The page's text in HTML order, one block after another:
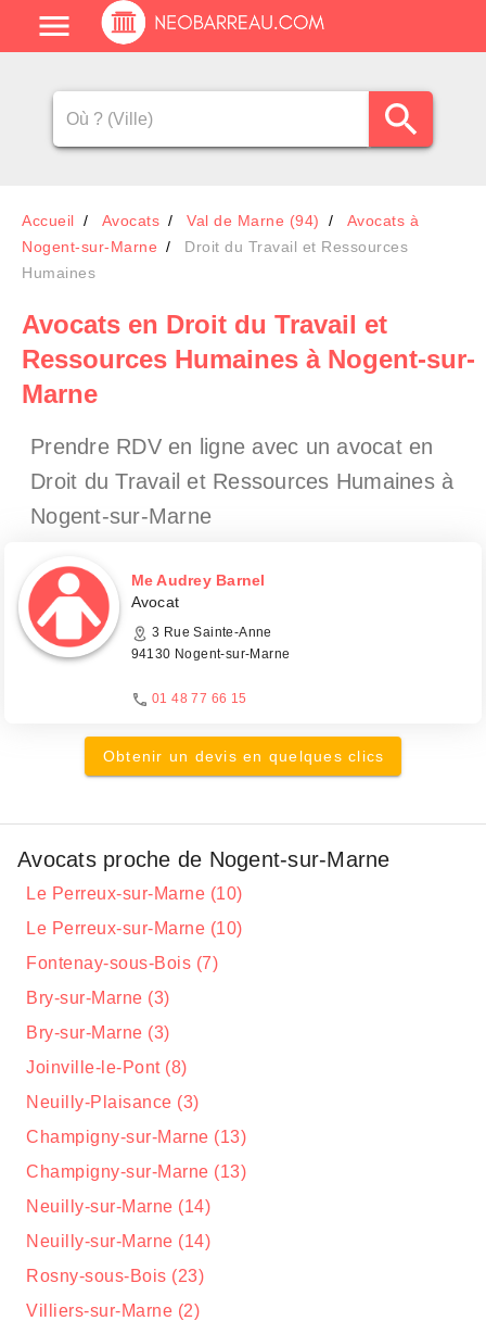
Accueil Avocats Val de Marne (94)
Avocats à
Nogent-sur-Marne
Droit du Travail et Ressources
Humaines
Avocats en Droit du Travail et
Ressources Humaines à Nogent-sur-
Marne
Prendre RDV en ligne avec un avocat en
Droit du Travail et Ressources Humaines à
Nogent-sur-Marne
Me Audrey Barnel
Avocat
3 Rue Sainte-Anne
94130 Nogent-sur-Marne
01 48 77 66 15
Obtenir un devis en quelques clics
Avocats proche de Nogent-sur-Marne
Le Perreux-sur-Marne (10)
Le Perreux-sur-Marne (10)
Fontenay-sous-Bois (7)
Bry-sur-Marne (3)
Bry-sur-Marne (3)
Joinville-le-Pont (8)
Neuilly-Plaisance (3)
Champigny-sur-Marne (13)
Champigny-sur-Marne (13)
Neuilly-sur-Marne (14)
Neuilly-sur-Marne (14)
Rosny-sous-Bois (23)
Villiers-sur-Marne (2)